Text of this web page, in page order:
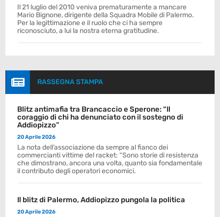
Il 21 luglio del 2010 veniva prematuramente a mancare
Mario Bignone, dirigente della Squadra Mobile di Palermo.
Per la legittimazione e il ruolo che ci ha sempre
riconosciuto, a lui la nostra eterna gratitudine.
 RASSEGNA STAMPA
Blitz antimafia tra Brancaccio e Sperone: “Il
coraggio di chi ha denunciato con il sostegno di
Addiopizzo”
20 Aprile 2026
La nota dell’associazione da sempre al fianco dei
commercianti vittime del racket: “Sono storie di resistenza
che dimostrano, ancora una volta, quanto sia fondamentale
il contributo degli operatori economici.
Il blitz di Palermo, Addiopizzo pungola la politica
20 Aprile 2026